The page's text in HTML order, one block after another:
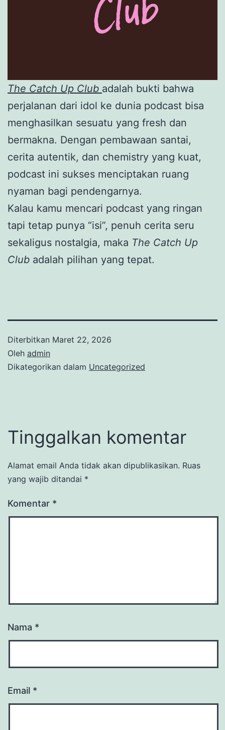
The Catch Up Club adalah bukti bahwa
perjalanan dari idol ke dunia podcast bisa
menghasilkan sesuatu yang fresh dan
bermakna. Dengan pembawaan santai,
cerita autentik, dan chemistry yang kuat,
podcast ini sukses menciptakan ruang
nyaman bagi pendengarnya.
Kalau kamu mencari podcast yang ringan
tapi tetap punya “isi”, penuh cerita seru
sekaligus nostalgia, maka The Catch Up
Club adalah pilihan yang tepat.
Diterbitkan Maret 22, 2026
Oleh admin
Dikategorikan dalam Uncategorized
Tinggalkan komentar
Alamat email Anda tidak akan dipublikasikan. Ruas
yang wajib ditandai *
Komentar *
Nama *
Email *